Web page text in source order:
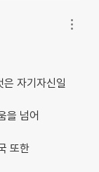
자기자신일
을 넘어
또한